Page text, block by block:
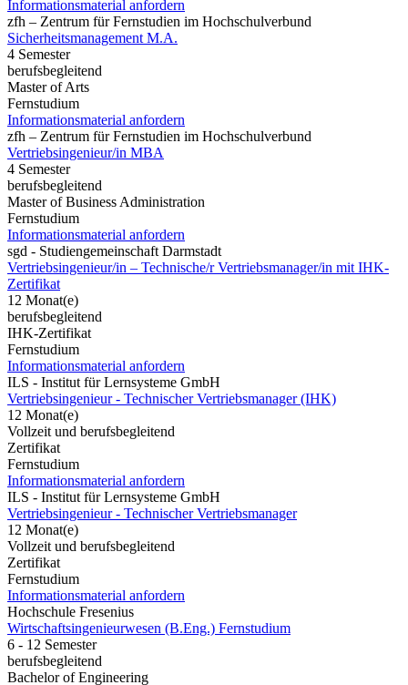
Informationsmaterial anfordern
zfh – Zentrum für Fernstudien im Hochschulverbund
Sicherheitsmanagement M.A.
4 Semester
berufsbegleitend
Master of Arts
Fernstudium
Informationsmaterial anfordern
zfh – Zentrum für Fernstudien im Hochschulverbund
Vertriebsingenieur/in MBA
4 Semester
berufsbegleitend
Master of Business Administration
Fernstudium
Informationsmaterial anfordern
sgd - Studiengemeinschaft Darmstadt
Vertriebsingenieur/in – Technische/r Vertriebsmanager/in mit IHK-
Zertifikat
12 Monat(e)
berufsbegleitend
IHK-Zertifikat
Fernstudium
Informationsmaterial anfordern
ILS - Institut für Lernsysteme GmbH
Vertriebsingenieur - Technischer Vertriebsmanager (IHK)
12 Monat(e)
Vollzeit und berufsbegleitend
Zertifikat
Fernstudium
Informationsmaterial anfordern
ILS - Institut für Lernsysteme GmbH
Vertriebsingenieur - Technischer Vertriebsmanager
12 Monat(e)
Vollzeit und berufsbegleitend
Zertifikat
Fernstudium
Informationsmaterial anfordern
Hochschule Fresenius
Wirtschaftsingenieurwesen (B.Eng.) Fernstudium
6 - 12 Semester
berufsbegleitend
Bachelor of Engineering